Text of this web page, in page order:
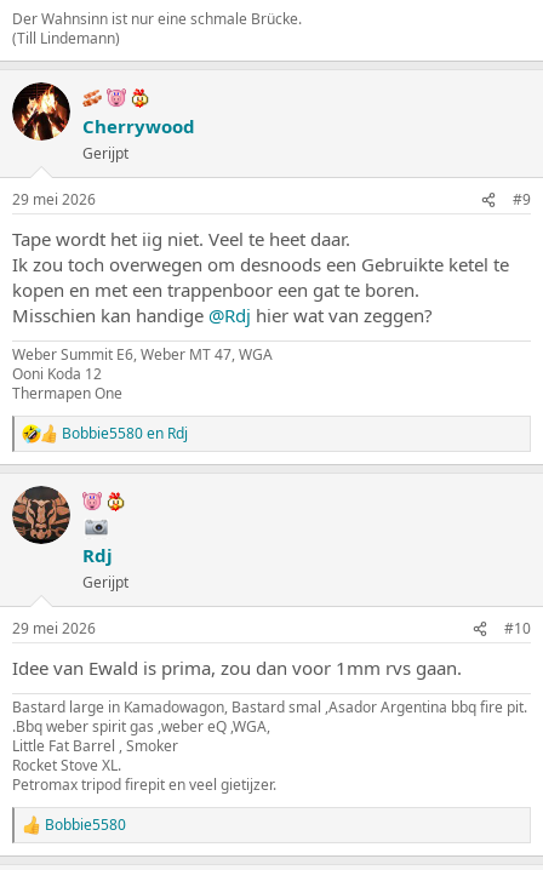
Der Wahnsinn ist nur eine schmale Brücke.
(Till Lindemann)
Cherrywood
Gerijpt
29 mei 2026 #9
Tape wordt het iig niet. Veel te heet daar.
Ik zou toch overwegen om desnoods een Gebruikte ketel te
kopen en met een trappenboor een gat te boren.
Misschien kan handige @Rdj hier wat van zeggen?
Weber Summit E6, Weber MT 47, WGA
Ooni Koda 12
Thermapen One
W
a
r
d
e
e
:
Bobbie5580en Rdj
Rdj
Gerijpt
29 mei 2026 #10
Idee van Ewald is prima, zou dan voor 1mm rvs gaan.
Bastard large in Kamadowagon, Bastard smal ,Asador Argentina bbq fire pit.
.Bbq weber spirit gas ,weber eQ ,WGA,
Little Fat Barrel , Smoker
Rocket Stove XL.
Petromax tripod firepit en veel gietijzer.
W
a
Bobbie5580